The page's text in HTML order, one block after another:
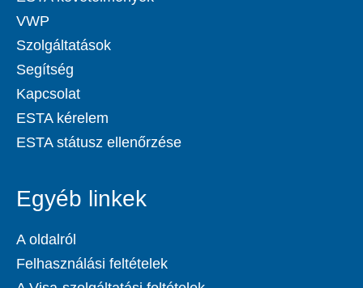
VWP
Szolgáltatások
Segítség
Kapcsolat
ESTA kérelem
ESTA státusz ellenőrzése
Egyéb linkek
A oldalról
Felhasználási feltételek